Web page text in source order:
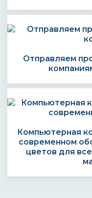
Отправляем
Компьютерная
современном
цветов для